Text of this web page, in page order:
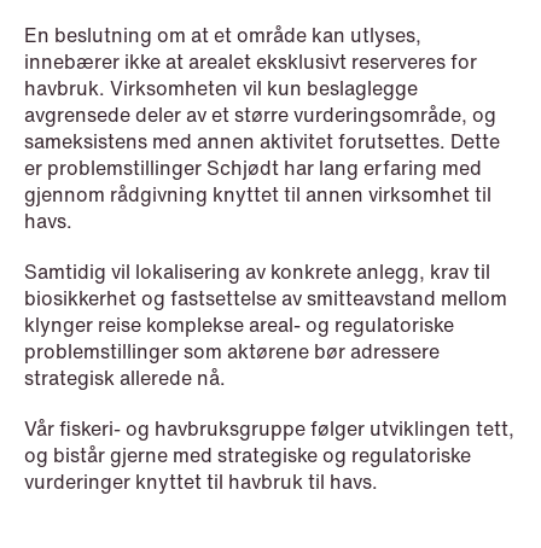
NEWS
Limitations on correcting building
depreciation in arrears
En beslutning om at et område kan utlyses,
innebærer ikke at arealet eksklusivt reserveres for
havbruk. Virksomheten vil kun beslaglegge
avgrensede deler av et større vurderingsområde, og
sameksistens med annen aktivitet forutsettes. Dette
er problemstillinger Schjødt har lang erfaring med
gjennom rådgivning knyttet til annen virksomhet til
havs.
Samtidig vil lokalisering av konkrete anlegg, krav til
biosikkerhet og fastsettelse av smitteavstand mellom
klynger reise komplekse areal- og regulatoriske
problemstillinger som aktørene bør adressere
strategisk allerede nå.
Vår fiskeri- og havbruksgruppe følger utviklingen tett,
og bistår gjerne med strategiske og regulatoriske
vurderinger knyttet til havbruk til havs.